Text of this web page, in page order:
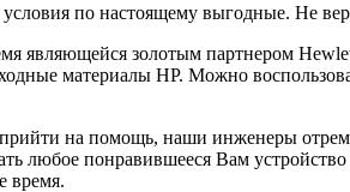
по настоящему выгодные. Не
являющейся золотым партнером
материалы HP. Можно
на помощь, наши инженеры
любое понравившееся Вам
время.